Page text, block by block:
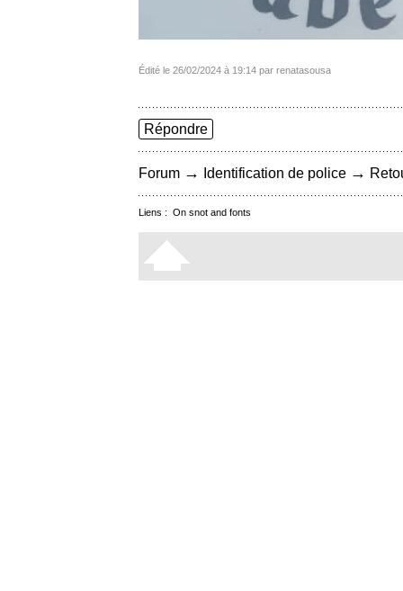
Édité le 26/02/2024 à 19:14 par renatasousa
Répondre
Forum → Identification de police →
Liens : On snot and fonts